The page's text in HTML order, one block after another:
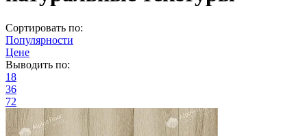
Сортировать по:
Популярности
Цене
Выводить по:
18
36
72